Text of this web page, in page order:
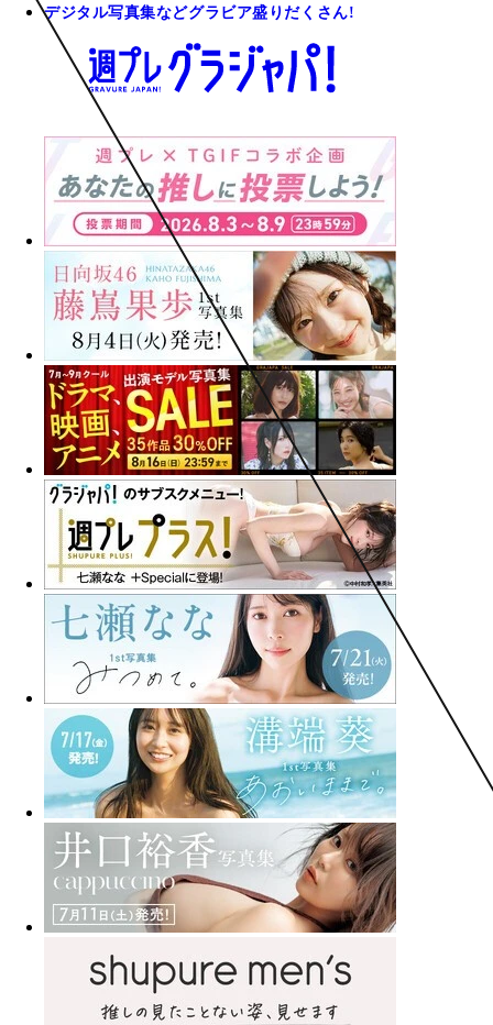
デジタル写真集などグラビア盛りだくさん!